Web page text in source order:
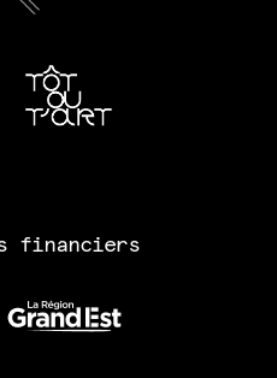
financiers